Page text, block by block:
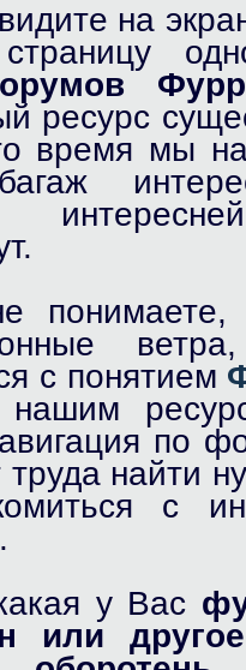
на
страницу
ресурс
время мы
понимаете,
с понятием
по
труда найти
с
у Вас
или